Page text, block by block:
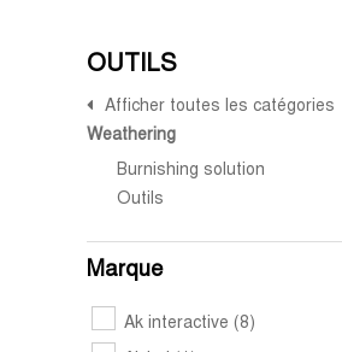
OUTILS
Afficher toutes les catégories
Weathering
Burnishing solution
Outils
Marque
Ak interactive (8)